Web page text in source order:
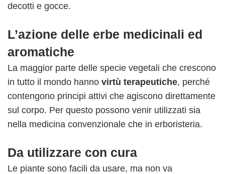
decotti e gocce.
L’azione delle erbe medicinali ed
aromatiche
La maggior parte delle specie vegetali che crescono
in tutto il mondo hanno virtù terapeutiche, perché
contengono principi attivi che agiscono direttamente
sul corpo. Per questo possono venir utilizzati sia
nella medicina convenzionale che in erboristeria.
Da utilizzare con cura
Le piante sono facili da usare, ma non va